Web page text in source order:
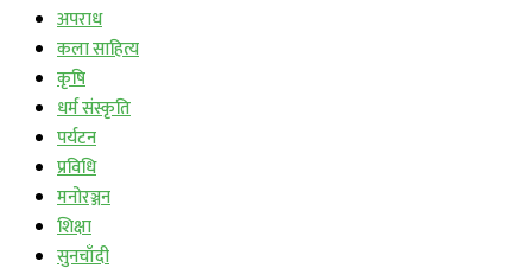
अपराध
कला साहित्य
कृषि
धर्म संस्कृति
पर्यटन
प्रविधि
मनोरञ्जन
शिक्षा
सुनचाँदी